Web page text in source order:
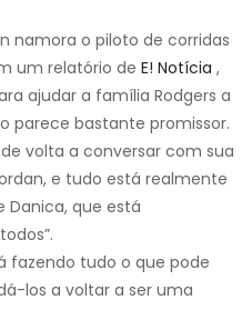
namora o piloto de corridas
um relatório de E! Notícia ,
ajudar a família Rodgers a
parece bastante promissor.
volta a conversar com sua
e tudo está realmente
que está
fazendo tudo o que pode
los a voltar a ser uma